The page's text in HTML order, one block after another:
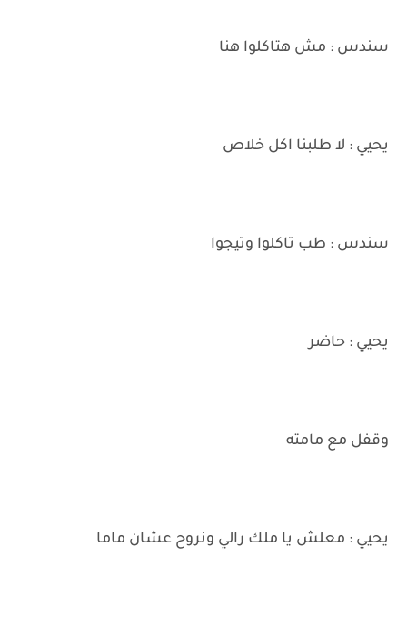
سندس : مش هتاكلوا هنا
يحيي : لا طلبنا اكل خلاص
سندس : طب تاكلوا وتيجوا
يحيي : حاضر
وقفل مع مامته
يحيي : معلش يا ملك رالي ونروح عشان ماما